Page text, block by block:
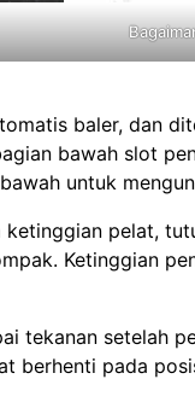
baler, dan
bawah slot
untuk
pelat,
Ketinggian
tekanan setelah
berhenti pada